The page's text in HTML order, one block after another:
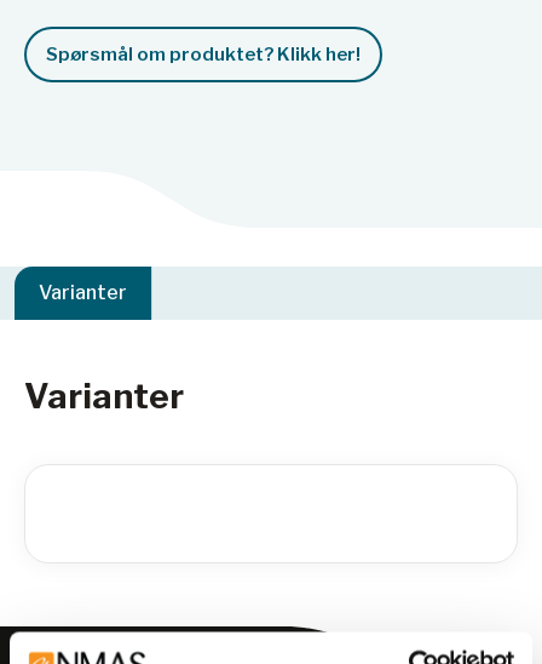
Spørsmål om produktet? Klikk her!
Varianter
Varianter